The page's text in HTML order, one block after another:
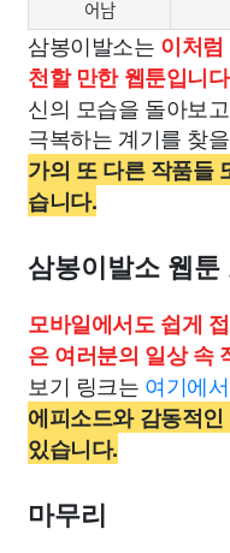
어남
삼봉이발소는 이처
천할 만한 웹툰입니
신의 모습을 돌아보
극복하는 계기를 찾
가의 또 다른 작품들
습니다.
삼봉이발소 웹툰
모바일에서도 쉽게
은 여러분의 일상 속
보기 링크는 여기에
에피소드와 감동적
있습니다.
마무리